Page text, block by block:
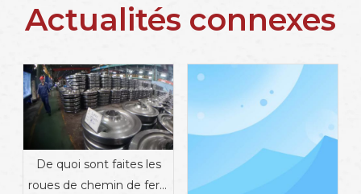
Actualités connexes
De quoi sont faites les
roues de chemin de fer ?